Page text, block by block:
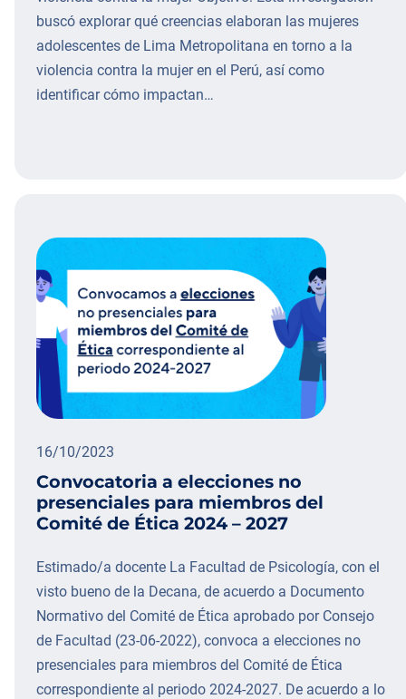
buscó explorar qué creencias elaboran las mujeres
adolescentes de Lima Metropolitana en torno a la
violencia contra la mujer en el Perú, así como
identificar cómo impactan…
16/10/2023
Convocatoria a elecciones no
presenciales para miembros del
Comité de Ética 2024 – 2027
Estimado/a docente La Facultad de Psicología, con el
visto bueno de la Decana, de acuerdo a Documento
Normativo del Comité de Ética aprobado por Consejo
de Facultad (23-06-2022), convoca a elecciones no
presenciales para miembros del Comité de Ética
correspondiente al periodo 2024-2027. De acuerdo a lo